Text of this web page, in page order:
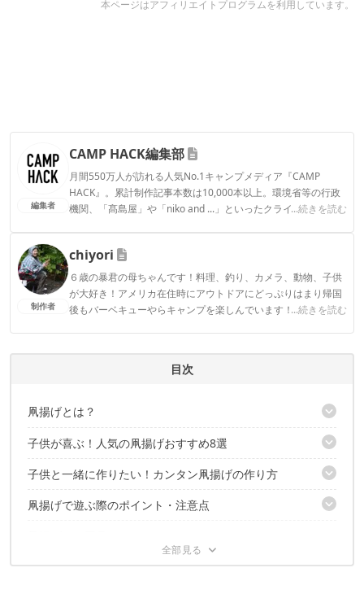
本ページはアフィリエイトプログラムを利用しています。
編集者
CAMP HACK編集部
月間550万人が訪れる人気No.1キャンプメディア『CAMP
HACK』。累計制作記事本数は10,000本以上。環境省等の行政
機関、「髙島屋」や「niko and ...」といったクライアントとの
...続きを読む
CAMP HACK編集部のプロフィール
制作者
chiyori
６歳の暴君の母ちゃんです！料理、釣り、カメラ、動物、子供
が大好き！アメリカ在住時にアウトドアにどっぷりはまり帰国
後もバーベキューやらキャンプを楽しんでいます！料理レシピ
...続きを読む
目次
凧揚げとは？
一般的な凧揚げは「角帆」
子供が喜ぶ！人気の凧揚げおすすめ8選
【ミスソラ 三角凧】
【カラフルカイト】
子供と一緒に作りたい！カンタン凧揚げの作り方
材料
凧揚げで遊ぶ際のポイント・注意点
凧揚げは少し風が吹いているくらいがベスト